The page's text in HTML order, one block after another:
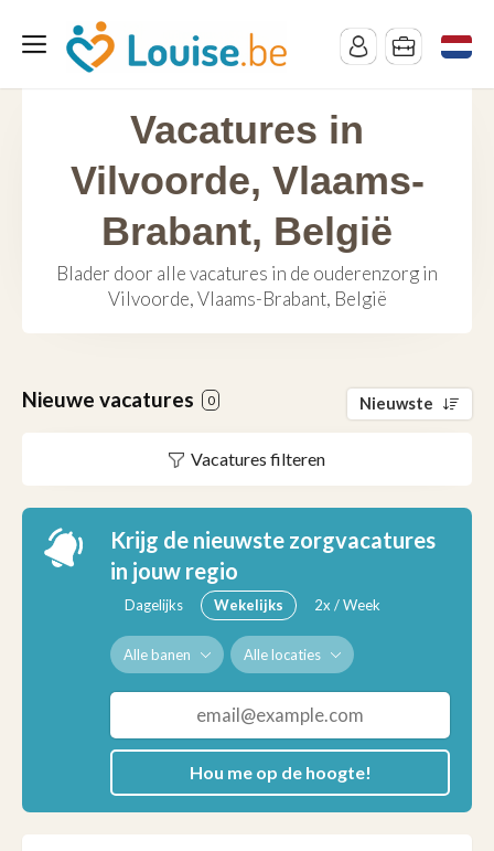
Vacatures in
Vilvoorde, Vlaams-
Brabant, België
Blader door alle vacatures in de ouderenzorg in
Vilvoorde, Vlaams-Brabant, België
Nieuwe vacatures 0 Nieuwste
Vacatures filteren
Krijg de nieuwste zorgvacatures
in jouw regio
Dagelijks Wekelijks 2x / Week
Alle banen Alle locaties
Hou me op de hoogte!